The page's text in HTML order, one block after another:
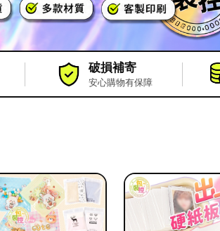
破損補寄
安心購物有保障